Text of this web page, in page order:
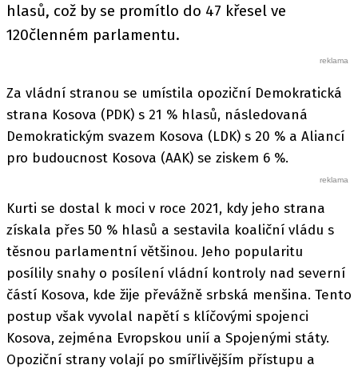
hlasů, což by se promítlo do 47 křesel ve
120členném parlamentu.
Za vládní stranou se umístila opoziční Demokratická
strana Kosova (PDK) s 21 % hlasů, následovaná
Demokratickým svazem Kosova (LDK) s 20 % a Aliancí
pro budoucnost Kosova (AAK) se ziskem 6 %.
Kurti se dostal k moci v roce 2021, kdy jeho strana
získala přes 50 % hlasů a sestavila koaliční vládu s
těsnou parlamentní většinou. Jeho popularitu
posílily snahy o posílení vládní kontroly nad severní
částí Kosova, kde žije převážně srbská menšina. Tento
postup však vyvolal napětí s klíčovými spojenci
Kosova, zejména Evropskou unií a Spojenými státy.
Opoziční strany volají po smířlivějším přístupu a